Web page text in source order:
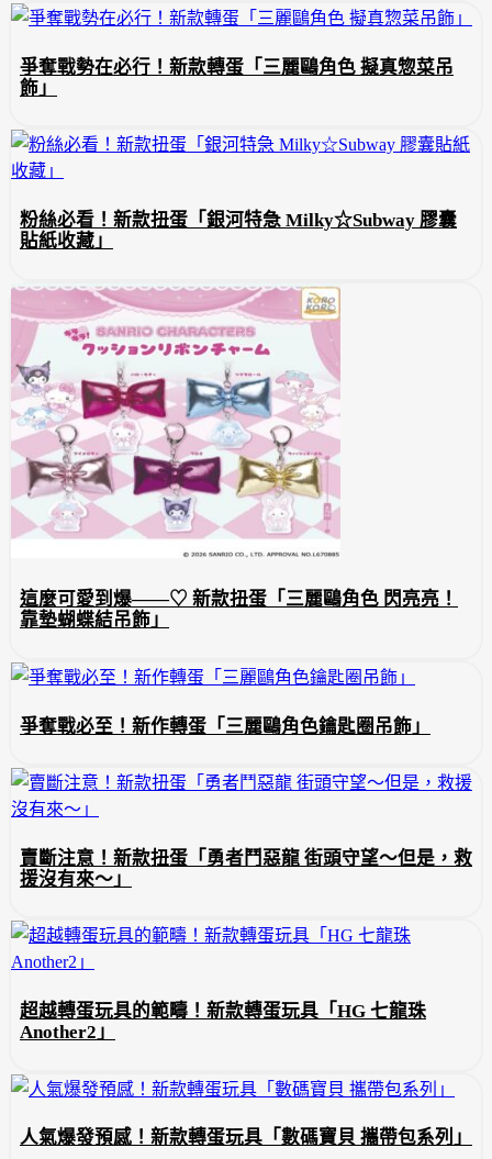
爭奪戰勢在必行！新款轉蛋「三麗鷗角色 擬真惣菜吊
飾」
粉絲必看！新款扭蛋「銀河特急 Milky☆Subway 膠囊
貼紙收藏」
這麼可愛到爆——♡ 新款扭蛋「三麗鷗角色 閃亮亮！
靠墊蝴蝶結吊飾」
爭奪戰必至！新作轉蛋「三麗鷗角色鑰匙圈吊飾」
賣斷注意！新款扭蛋「勇者鬥惡龍 街頭守望～但是，救
援沒有來～」
超越轉蛋玩具的範疇！新款轉蛋玩具「HG 七龍珠
Another2」
人氣爆發預感！新款轉蛋玩具「數碼寶貝 攜帶包系列」